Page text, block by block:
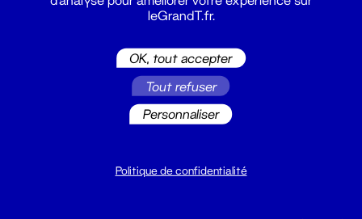
Du lundi au vendredi 14h → 18h
leGrandT.fr.
OK, tout accepter
Tout refuser
Personnaliser
Politique de confidentialité